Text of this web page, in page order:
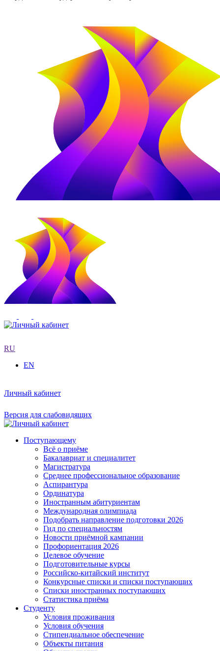
RU
EN
Личный кабинет
Версия для слабовидящих
Поступающему
Всё о приёме
Бакалавриат и специалитет
Магистратура
Среднее профессиональное образование
Аспирантура
Ординатура
Иностранным абитуриентам
Международная олимпиада
Подобрать направление подготовки 2026
Гид по специальностям
Новости приёмной кампании
Профориентация 2026
Целевое обучение
Подготовительные курсы
Российско-китайский институт
Конкурсные списки и списки поступающих
Списки иностранных поступающих
Статистика приёма
Студенту
Условия проживания
Условия обучения
Стипендиальное обеспечение
Объекты питания